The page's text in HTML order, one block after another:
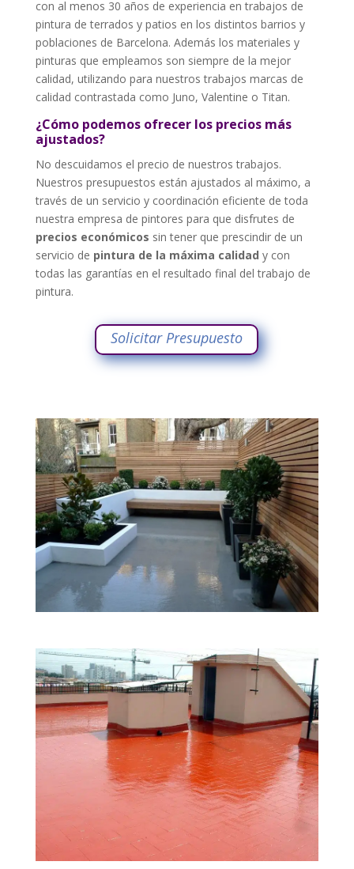
con al menos 30 años de experiencia en trabajos de
pintura de terrados y patios en los distintos barrios y
poblaciones de Barcelona. Además los materiales y
pinturas que empleamos son siempre de la mejor
calidad, utilizando para nuestros trabajos marcas de
calidad contrastada como Juno, Valentine o Titan.
¿Cómo podemos ofrecer los precios más
ajustados?
No descuidamos el precio de nuestros trabajos.
Nuestros presupuestos están ajustados al máximo, a
través de un servicio y coordinación eficiente de toda
nuestra empresa de pintores para que disfrutes de
precios económicos sin tener que prescindir de un
servicio de pintura de la máxima calidad y con
todas las garantías en el resultado final del trabajo de
pintura.
Solicitar Presupuesto